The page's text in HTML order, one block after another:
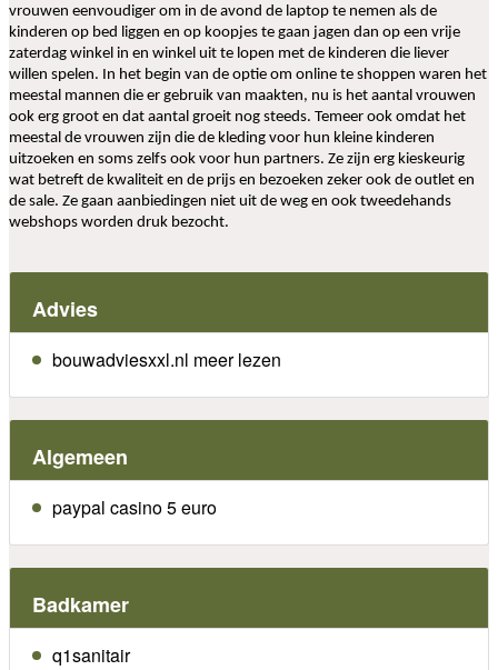
vrouwen eenvoudiger om in de avond de laptop te nemen als de
kinderen op bed liggen en op koopjes te gaan jagen dan op een vrije
zaterdag winkel in en winkel uit te lopen met de kinderen die liever
willen spelen. In het begin van de optie om online te shoppen waren het
meestal mannen die er gebruik van maakten, nu is het aantal vrouwen
ook erg groot en dat aantal groeit nog steeds. Temeer ook omdat het
meestal de vrouwen zijn die de kleding voor hun kleine kinderen
uitzoeken en soms zelfs ook voor hun partners. Ze zijn erg kieskeurig
wat betreft de kwaliteit en de prijs en bezoeken zeker ook de outlet en
de sale. Ze gaan aanbiedingen niet uit de weg en ook tweedehands
webshops worden druk bezocht.
Advies
bouwadviesxxl.nl meer lezen
Algemeen
paypal casino 5 euro
Badkamer
q1sanitair